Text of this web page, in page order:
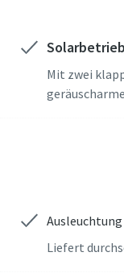
Mit zwei
Ausleuchtung
Liefert